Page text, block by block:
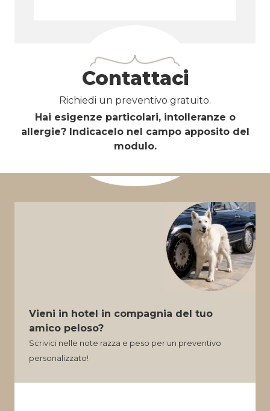
Contattaci
Richiedi un preventivo gratuito.
Hai esigenze particolari, intolleranze o
allergie? Indicacelo nel campo apposito del
modulo.
Vieni in hotel in compagnia del tuo
amico peloso?
Scrivici nelle note razza e peso per un preventivo
personalizzato!